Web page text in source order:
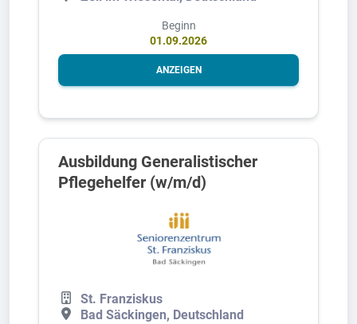
Beginn
01.09.2026
ANZEIGEN
Ausbildung Generalistischer
Pflegehelfer (w/m/d)
St. Franziskus
Bad Säckingen, Deutschland